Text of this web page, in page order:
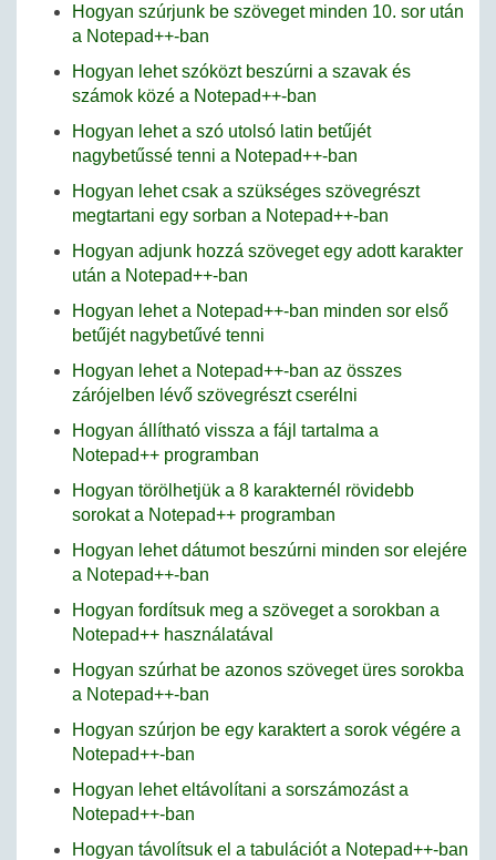
Hogyan szúrjunk be szöveget minden 10. sor után
a Notepad++-ban
Hogyan lehet szóközt beszúrni a szavak és
számok közé a Notepad++-ban
Hogyan lehet a szó utolsó latin betűjét
nagybetűssé tenni a Notepad++-ban
Hogyan lehet csak a szükséges szövegrészt
megtartani egy sorban a Notepad++-ban
Hogyan adjunk hozzá szöveget egy adott karakter
után a Notepad++-ban
Hogyan lehet a Notepad++-ban minden sor első
betűjét nagybetűvé tenni
Hogyan lehet a Notepad++-ban az összes
zárójelben lévő szövegrészt cserélni
Hogyan állítható vissza a fájl tartalma a
Notepad++ programban
Hogyan törölhetjük a 8 karakternél rövidebb
sorokat a Notepad++ programban
Hogyan lehet dátumot beszúrni minden sor elejére
a Notepad++-ban
Hogyan fordítsuk meg a szöveget a sorokban a
Notepad++ használatával
Hogyan szúrhat be azonos szöveget üres sorokba
a Notepad++-ban
Hogyan szúrjon be egy karaktert a sorok végére a
Notepad++-ban
Hogyan lehet eltávolítani a sorszámozást a
Notepad++-ban
Hogyan távolítsuk el a tabulációt a Notepad++-ban